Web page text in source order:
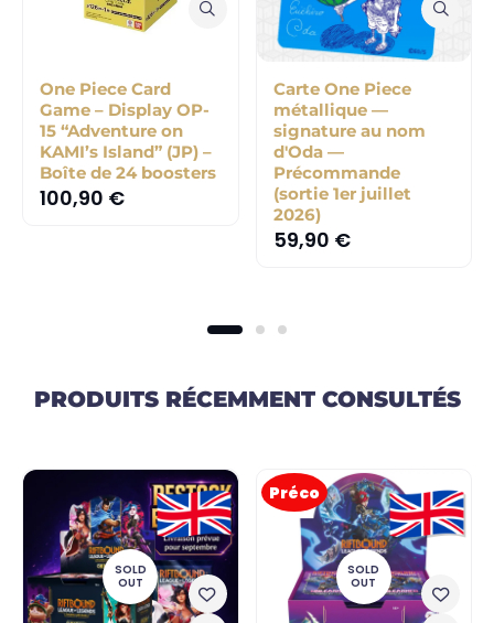
One Piece Card
Game – Display OP-
15 “Adventure on
KAMI’s Island” (JP) –
Boîte de 24 boosters
100,90 €
Carte One Piece
métallique —
signature au nom
d'Oda —
Précommande
(sortie 1er juillet
2026)
59,90 €
PRODUITS RÉCEMMENT CONSULTÉS
SOLD
OUT
Préco
SOLD
OUT